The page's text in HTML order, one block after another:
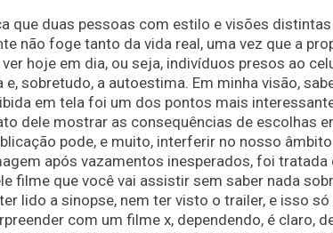
que duas pessoas com estilo e visões
não foge tanto da vida real, uma vez que a
hoje em dia, ou seja, indivíduos presos ao
sobretudo, a autoestima. Em minha visão,
em tela foi um dos pontos mais
dele mostrar as consequências de escolhas
pode, e muito, interferir no nosso
após vazamentos inesperados, foi
filme que você vai assistir sem saber nada
lido a sinopse, nem ter visto o trailer, e isso
com um filme x, dependendo, é claro,